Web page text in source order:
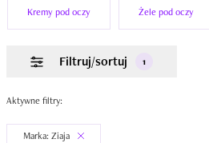
Kremy pod oczy Żele pod oczy
Filtruj/sortuj 1
Aktywne filtry:
Marka: Ziaja